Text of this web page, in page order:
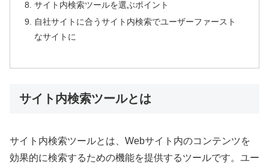
サイト内検索ツールを選ぶポイント
自社サイトに合うサイト内検索でユーザーファースト
なサイトに
サイト内検索ツールとは
サイト内検索ツールとは、Webサイト内のコンテンツを
効果的に検索するための機能を提供するツールです。ユー